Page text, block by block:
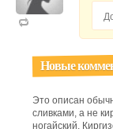
Новые
Это описан
сливками, а не
ногайский.